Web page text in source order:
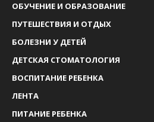
ОБУЧЕНИЕ И ОБРАЗОВАНИЕ
ПУТЕШЕСТВИЯ И ОТДЫХ
БОЛЕЗНИ У ДЕТЕЙ
ДЕТСКАЯ СТОМАТОЛОГИЯ
ВОСПИТАНИЕ РЕБЕНКА
ЛЕНТА
ПИТАНИЕ РЕБЕНКА